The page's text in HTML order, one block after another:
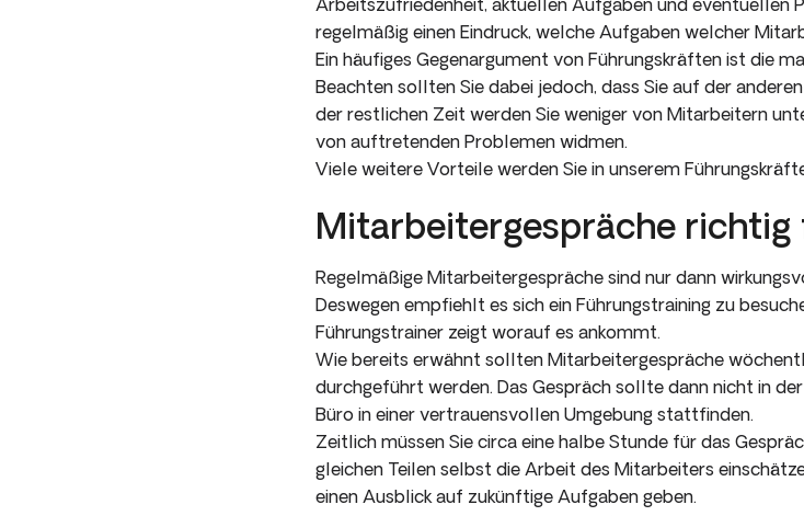
Arbeitszufriedenheit, aktuellen Aufgaben und eventuellen
regelmäßig einen Eindruck, welche Aufgaben welcher
Ein häufiges Gegenargument von Führungskräften ist die
Beachten sollten Sie dabei jedoch, dass Sie auf der
der restlichen Zeit werden Sie weniger von Mitarbeitern
von auftretenden Problemen widmen.
Viele weitere Vorteile werden Sie in unserem
Mitarbeitergespräche richtig
Regelmäßige Mitarbeitergespräche sind nur dann
Deswegen empfiehlt es sich ein Führungstraining zu
Führungstrainer zeigt worauf es ankommt.
Wie bereits erwähnt sollten Mitarbeitergespräche
durchgeführt werden. Das Gespräch sollte dann nicht in
Büro in einer vertrauensvollen Umgebung stattfinden.
Zeitlich müssen Sie circa eine halbe Stunde für das
gleichen Teilen selbst die Arbeit des Mitarbeiters
einen Ausblick auf zukünftige Aufgaben geben.